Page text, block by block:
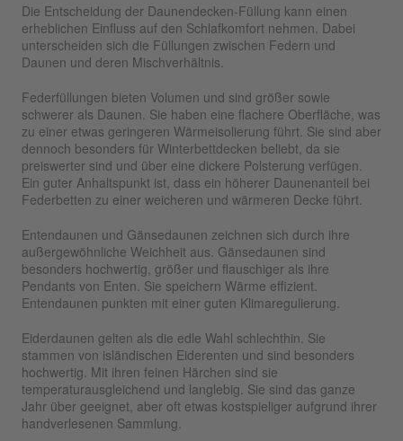
Die Entscheidung der Daunendecken-Füllung kann einen
erheblichen Einfluss auf den Schlafkomfort nehmen. Dabei
unterscheiden sich die Füllungen zwischen Federn und
Daunen und deren Mischverhältnis.
Federfüllungen bieten Volumen und sind größer sowie
schwerer als Daunen. Sie haben eine flachere Oberfläche, was
zu einer etwas geringeren Wärmeisolierung führt. Sie sind aber
dennoch besonders für Winterbettdecken beliebt, da sie
preiswerter sind und über eine dickere Polsterung verfügen.
Ein guter Anhaltspunkt ist, dass ein höherer Daunenanteil bei
Federbetten zu einer weicheren und wärmeren Decke führt.
Entendaunen und Gänsedaunen zeichnen sich durch ihre
außergewöhnliche Weichheit aus. Gänsedaunen sind
besonders hochwertig, größer und flauschiger als ihre
Pendants von Enten. Sie speichern Wärme effizient.
Entendaunen punkten mit einer guten Klimaregulierung.
Eiderdaunen gelten als die edle Wahl schlechthin. Sie
stammen von isländischen Eiderenten und sind besonders
hochwertig. Mit ihren feinen Härchen sind sie
temperaturausgleichend und langlebig. Sie sind das ganze
Jahr über geeignet, aber oft etwas kostspieliger aufgrund ihrer
handverlesenen Sammlung.